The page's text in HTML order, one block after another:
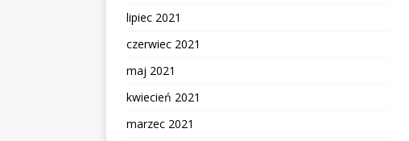
lipiec 2021
czerwiec 2021
maj 2021
kwiecień 2021
marzec 2021